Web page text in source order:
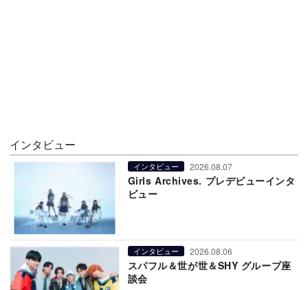
インタビュー
インタビュー 2026.08.07
Girls Archives. プレデビューインタ
ビュー
インタビュー 2026.08.06
スパフル＆世が世＆SHY グループ座
談会